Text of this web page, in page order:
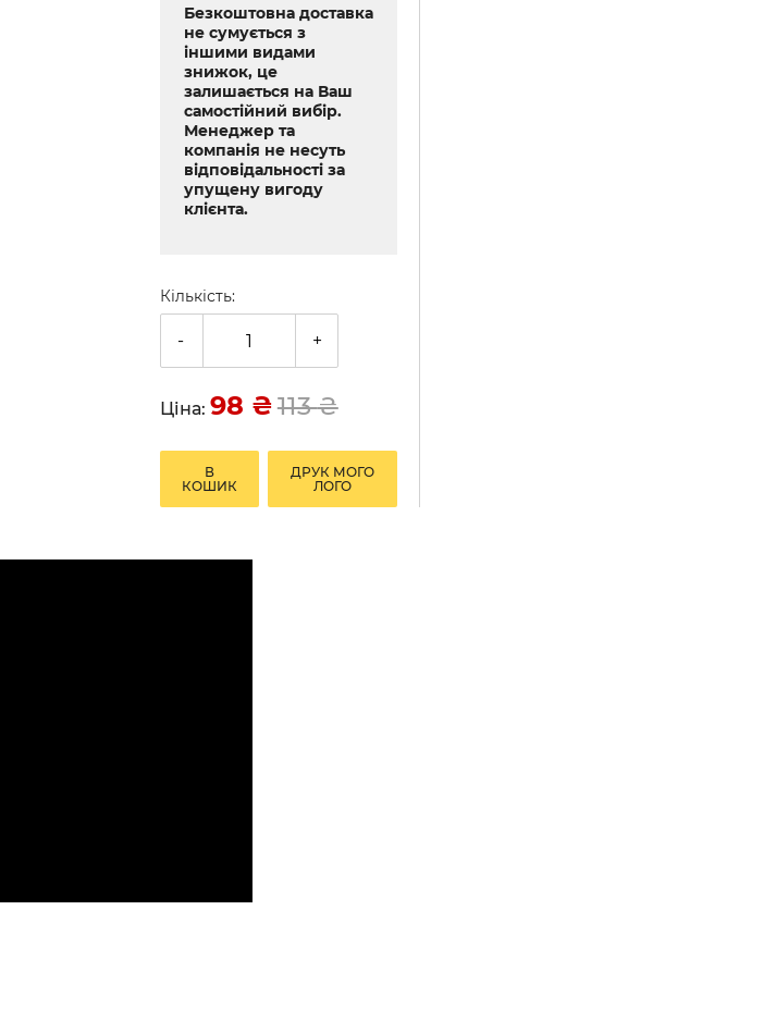
Безкоштовна доставка
не сумується з
іншими видами
знижок, це
залишається на Ваш
самостійний вибір.
Менеджер та
компанія не несуть
відповідальності за
упущену вигоду
клієнта.
Кількість:
- +
Ціна: 98 ₴113₴
В
КОШИК
ДРУК МОГО
ЛОГО